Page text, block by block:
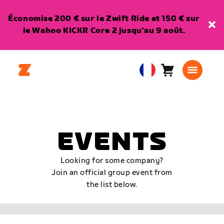
Économise 200 € sur le Zwift Ride et 150 € sur
le Wahoo KICKR Core 2 jusqu'au 9 août.
EuropeanPanier0
EVENTS
Looking for some company?
Join an official group event from
the list below.